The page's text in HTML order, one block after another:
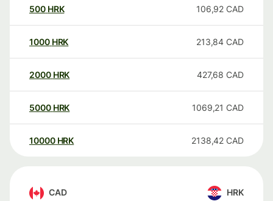
500 HRK 106,92 CAD
1000 HRK 213,84 CAD
2000 HRK 427,68 CAD
5000 HRK 1069,21 CAD
10000 HRK 2138,42 CAD
CAD HRK